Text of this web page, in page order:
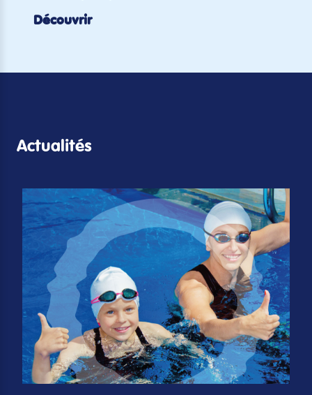
Découvrir
Actualités